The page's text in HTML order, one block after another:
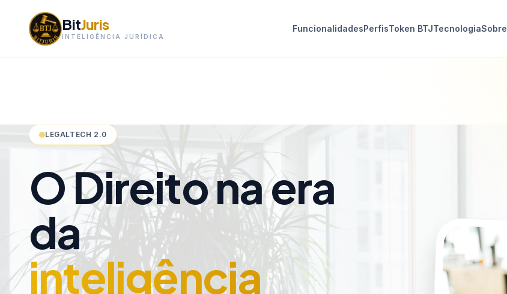
BitJuris
INTELIGÊNCIA JURÍDICA
FuncionalidadesPerfisToken BTJTecnologiaSobre
LEGALTECH 2.0
O Direito na era
da
inteligência